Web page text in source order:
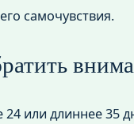
самочувствия.
или длиннее 35